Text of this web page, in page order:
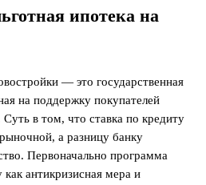
ипотека на
— это государственная
на поддержку покупателей
в том, что ставка по кредиту
а разницу банку
Первоначально программа
как антикризисная мера и